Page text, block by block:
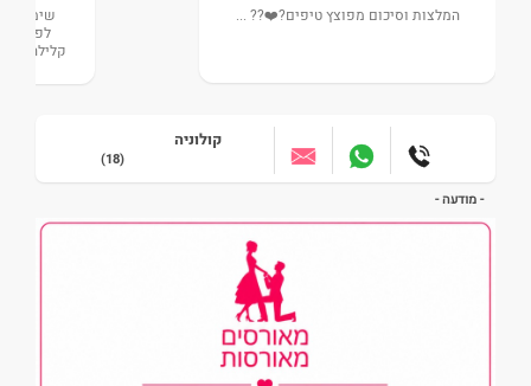
המלצות וסיכום מפוצץ טיפים?❤️?? ...
שימו לב
לפניכם
קלילה
קולוניה
(18)
- מודעה -